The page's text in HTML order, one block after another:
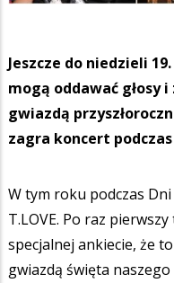
Jeszcze do niedzieli
mogą oddawać głosy
gwiazdą
zagra koncert podczas
W tym roku podczas Dni
T.LOVE. Po raz
specjalnej ankiecie, że
gwiazdą święta